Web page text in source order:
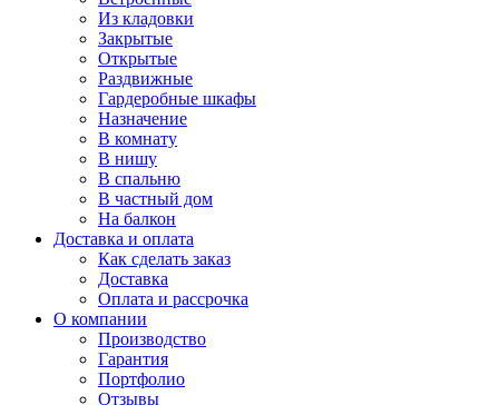
Из кладовки
Закрытые
Открытые
Раздвижные
Гардеробные шкафы
Назначение
В комнату
В нишу
В спальню
В частный дом
На балкон
Доставка и оплата
Как сделать заказ
Доставка
Оплата и рассрочка
О компании
Производство
Гарантия
Портфолио
Отзывы